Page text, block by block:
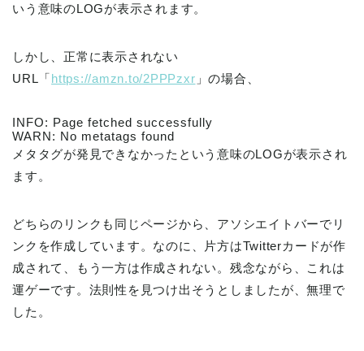
いう意味のLOGが表示されます。
しかし、正常に表示されない
URL「https://amzn.to/2PPPzxr 」の場合、
INFO: Page fetched successfully
WARN: No metatags found
メタタグが発見できなかったという意味のLOGが表示され
ます。
どちらのリンクも同じページから、アソシエイトバーでリ
ンクを作成しています。なのに、片方はTwitterカードが作
成されて、もう一方は作成されない。残念ながら、これは
運ゲーです。法則性を見つけ出そうとしましたが、無理で
した。